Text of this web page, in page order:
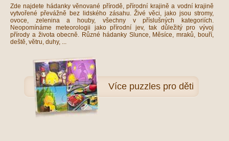
Zde najdete hádanky věnované přírodě, přírodní krajině a vodní krajině
vytvořené převážně bez lidského zásahu. Živé věci, jako jsou stromy,
ovoce, zelenina a houby, všechny v příslušných kategoriích.
Neopomínáme meteorologii jako přírodní jev, tak důležitý pro vývoj
přírody a života obecně. Různé hádanky Slunce, Měsíce, mraků, bouří,
deště, větru, duhy, ...
Více puzzles pro děti